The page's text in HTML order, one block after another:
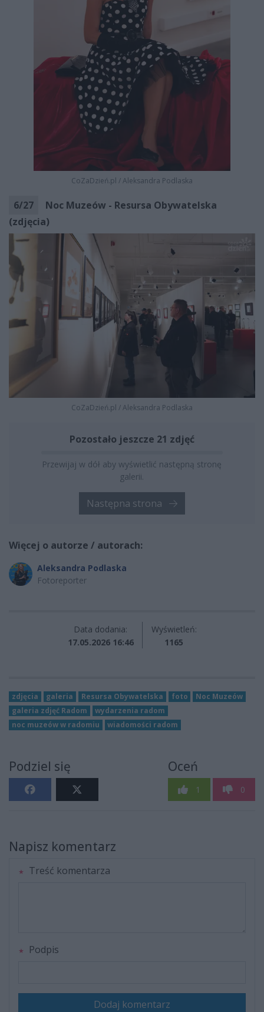
CoZaDzień.pl /Aleksandra Podlaska
6/27
Noc Muzeów - Resursa Obywatelska
(zdjęcia)
CoZaDzień.pl /Aleksandra Podlaska
Pozostało jeszcze 21 zdjęć
Przewijaj w dół aby wyświetlić następną stronę
galerii.
Następna strona
Więcej o autorze / autorach:
Aleksandra Podlaska
Fotoreporter
Data dodania:
17.05.2026 16:46
Wyświetleń:
1165
zdjęcia galeria Resursa Obywatelska foto
Noc Muzeów
galeria zdjęć Radom
wydarzenia radom
noc muzeów w radomiu
wiadomości radom
Podziel się Oceń
1 0
Napisz komentarz
Treść komentarza
Podpis
Dodaj komentarz